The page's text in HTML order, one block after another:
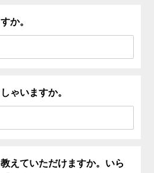
か。
ゃいますか。
えていただけますか。いら